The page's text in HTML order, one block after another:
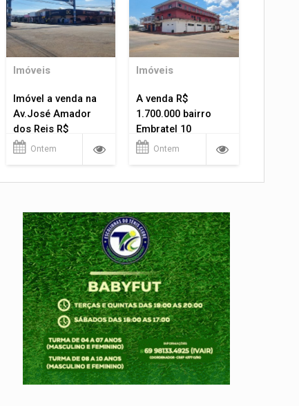
Imóveis
Imóvel a venda na
Av.José Amador
dos Reis R$
1.400.000
Ontem
Imóveis
A venda R$
1.700.000 bairro
Embratel 10
apartamentos!
Ontem